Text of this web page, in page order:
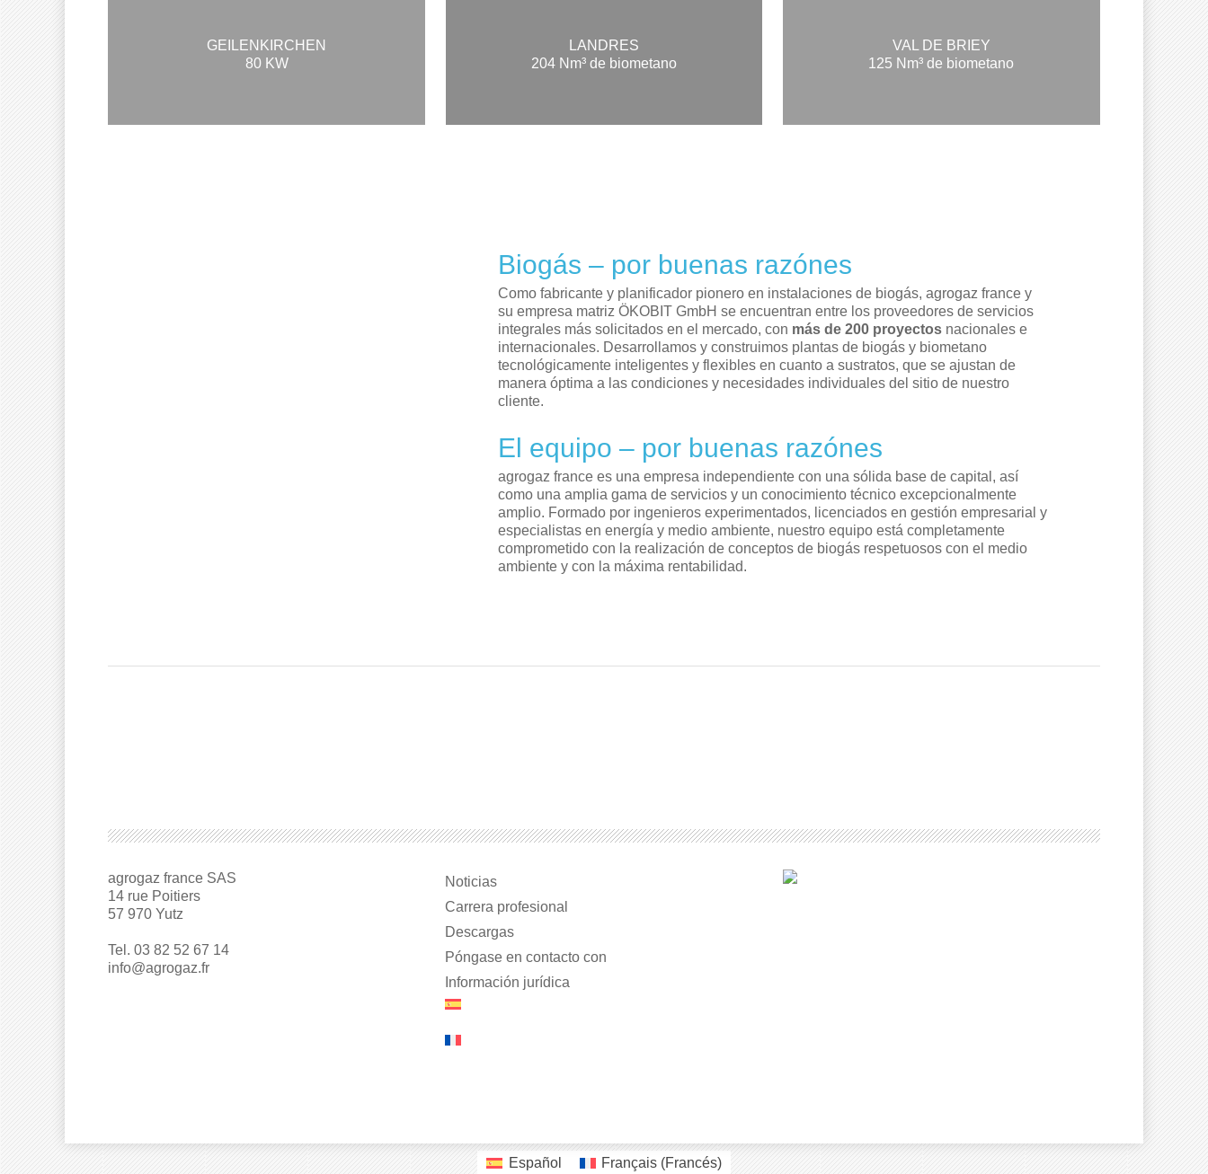
GEILENKIRCHEN
80 KW
LANDRES
204 Nm³ de biometano
VAL DE BRIEY
125 Nm³ de biometano
Biogás – por buenas razónes
Como fabricante y planificador pionero en instalaciones de biogás, agrogaz france y
su empresa matriz ÖKOBIT GmbH se encuentran entre los proveedores de servicios
integrales más solicitados en el mercado, con más de 200 proyectosnacionales e
internacionales. Desarrollamos y construimos plantas de biogás y biometano
tecnológicamente inteligentes y flexibles en cuanto a sustratos, que se ajustan de
manera óptima a las condiciones y necesidades individuales del sitio de nuestro
cliente.
El equipo – por buenas razónes
agrogaz france es una empresa independiente con una sólida base de capital, así
como una amplia gama de servicios y un conocimiento técnico excepcionalmente
amplio. Formado por ingenieros experimentados, licenciados en gestión empresarial y
especialistas en energía y medio ambiente, nuestro equipo está completamente
comprometido con la realización de conceptos de biogás respetuosos con el medio
ambiente y con la máxima rentabilidad.
agrogaz france SAS
14 rue Poitiers
57 970 Yutz
Tel. 03 82 52 67 14
info@agrogaz.fr
Noticias
Carrera profesional
Descargas
Póngase en contacto con
Información jurídica
Español Français(Francés)